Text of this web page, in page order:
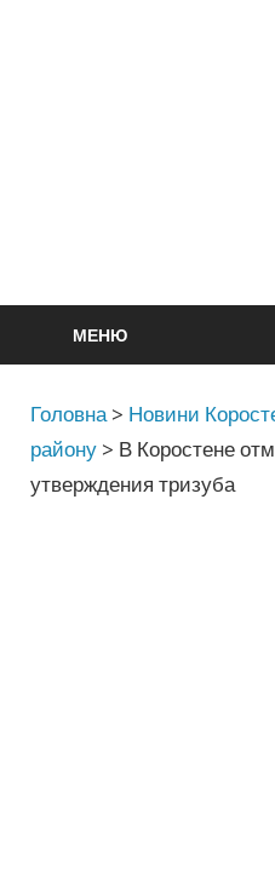
МЕНЮ
Головна > Новини
району > В Коростене
утверждения тризуба